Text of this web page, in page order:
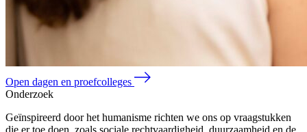
Open dagen en proefcolleges
Onderzoek
Geïnspireerd door het humanisme richten we ons op vraagstukken
die er toe doen, zoals sociale rechtvaardigheid, duurzaamheid en de